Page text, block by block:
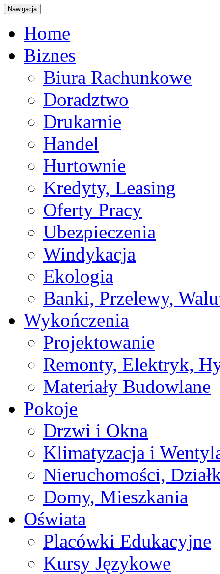
Nawigacja
Home
Biznes
Biura Rachunkowe
Doradztwo
Drukarnie
Handel
Hurtownie
Kredyty, Leasing
Oferty Pracy
Ubezpieczenia
Windykacja
Ekologia
Banki, Przelewy,
Wykończenia
Projektowanie
Remonty, Elektryk,
Materiały Budowlane
Pokoje
Drzwi i Okna
Klimatyzacja i
Nieruchomości,
Domy, Mieszkania
Oświata
Placówki Edukacyjne
Kursy Językowe